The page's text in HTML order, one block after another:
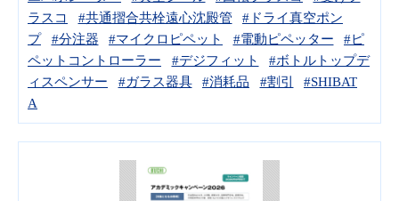
ラスコ
#共通摺合共栓遠心沈殿管
#ドライ真空ポン
プ
#分注器 #マイクロピペット #電動ピペッター
#ピ
ペットコントローラー
#デジフィット
#ボトルトップデ
ィスペンサー
#ガラス器具 #消耗品 #割引
#SHIBAT
A